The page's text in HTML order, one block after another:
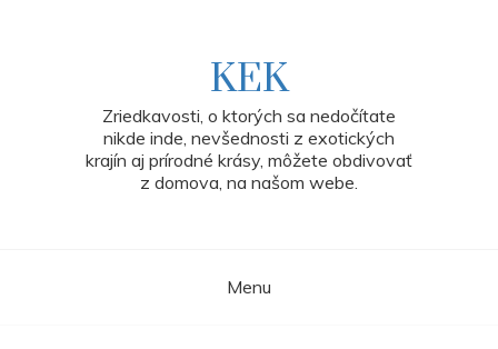
KEK
Zriedkavosti, o ktorých sa nedočítate
nikde inde, nevšednosti z exotických
krajín aj prírodné krásy, môžete obdivovať
z domova, na našom webe.
Menu